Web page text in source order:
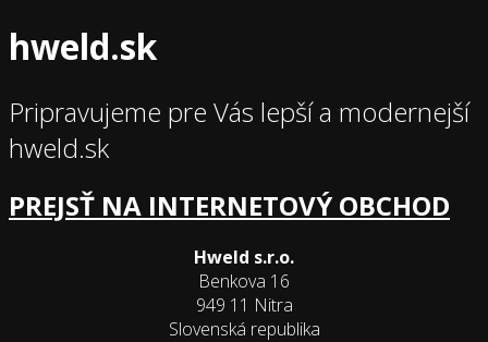
hweld.sk
Pripravujeme pre Vás lepší a modernejší
hweld.sk
PREJSŤ NA INTERNETOVÝ OBCHOD
Hweld s.r.o.
Benkova 16
949 11 Nitra
Slovenská republika